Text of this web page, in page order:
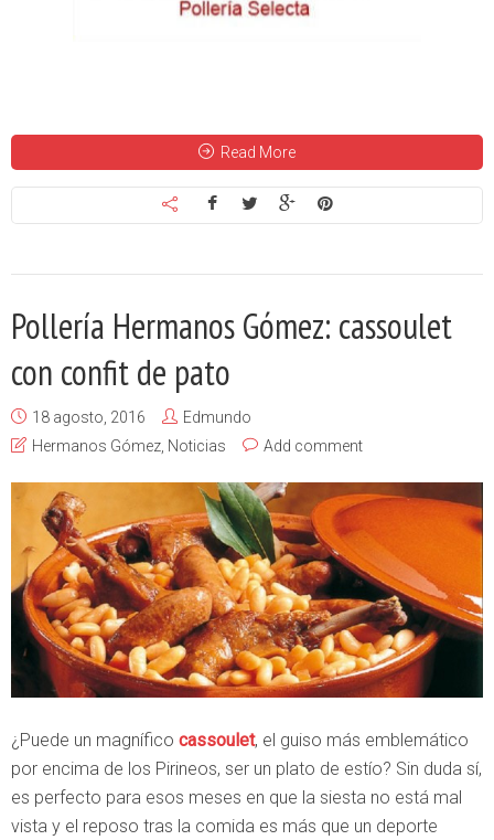
Read More
Pollería Hermanos Gómez: cassoulet
con confit de pato
18 agosto, 2016
Edmundo
Hermanos Gómez Noticias Add comment
¿Puede un magnífico cassoulet, el guiso más emblemático
por encima de los Pirineos, ser un plato de estío? Sin duda sí,
es perfecto para esos meses en que la siesta no está mal
vista y el reposo tras la comida es más que un deporte